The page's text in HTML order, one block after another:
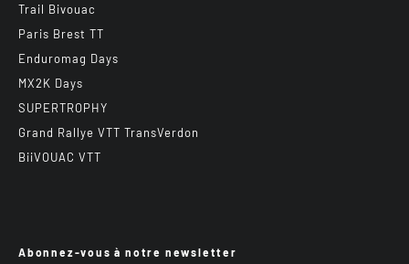
Trail Bivouac
Paris Brest TT
Enduromag Days
MX2K Days
SUPERTROPHY
Grand Rallye VTT TransVerdon
BiiVOUAC VTT
Abonnez-vous à notre newsletter